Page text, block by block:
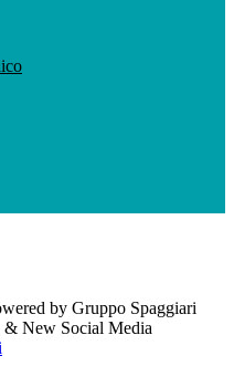
by Gruppo Spaggiari
& New Social Media